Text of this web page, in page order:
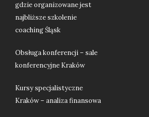
gdzie organizowane jest
najbliższe szkolenie
coaching Śląsk
Obsługa konferencji – sale
konferencyjne Kraków
Kursy specjalistyczne
Kraków – analiza finansowa